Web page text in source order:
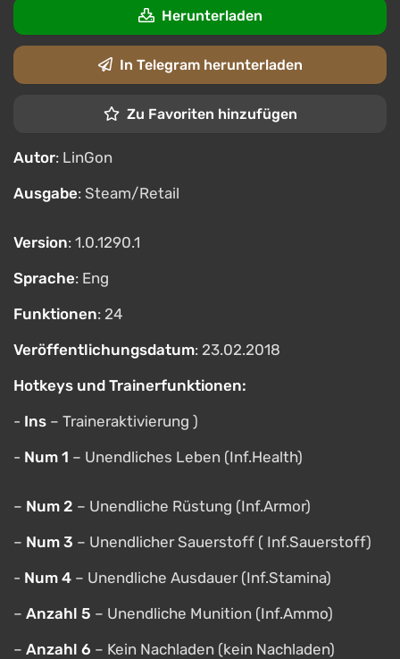
Herunterladen
In Telegram herunterladen
Zu Favoriten hinzufügen
Autor: LinGon
Ausgabe: Steam/Retail
Version: 1.0.1290.1
Sprache: Eng
Funktionen: 24
Veröffentlichungsdatum: 23.02.2018
Hotkeys und Trainerfunktionen:
- Ins – Traineraktivierung )
- Num 1 – Unendliches Leben (Inf.Health)
– Num 2 – Unendliche Rüstung (Inf.Armor)
– Num 3 – Unendlicher Sauerstoff ( Inf.Sauerstoff)
- Num 4 – Unendliche Ausdauer (Inf.Stamina)
– Anzahl 5 – Unendliche Munition (Inf.Ammo)
– Anzahl 6 – Kein Nachladen (kein Nachladen)